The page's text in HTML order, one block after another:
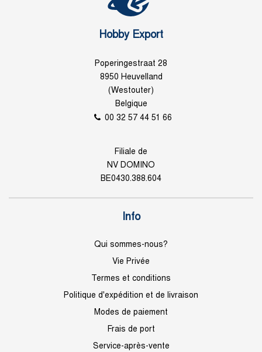
Hobby Export
Poperingestraat 28
8950 Heuvelland
(Westouter)
Belgique
00 32 57 44 51 66
Filiale de
NV DOMINO
BE0430.388.604
Info
Qui sommes-nous?
Vie Privée
Termes et conditions
Politique d'expédition et de livraison
Modes de paiement
Frais de port
Service-après-vente